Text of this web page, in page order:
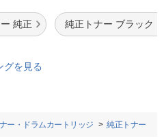
ー 純正 純正トナー ブラック
を見る
ナー・ドラムカートリッジ 純正トナー